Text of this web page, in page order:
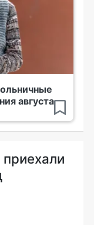
августа